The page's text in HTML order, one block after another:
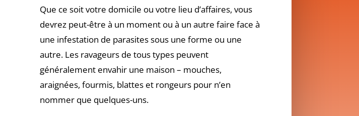
Que ce soit votre domicile ou votre lieu d’affaires, vous
devrez peut-être à un moment ou à un autre faire face à
une infestation de parasites sous une forme ou une
autre. Les ravageurs de tous types peuvent
généralement envahir une maison – mouches,
araignées, fourmis, blattes et rongeurs pour n’en
nommer que quelques-uns.